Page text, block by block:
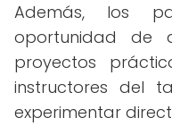
Además, los
oportunidad de
proyectos
instructores del
experimentar